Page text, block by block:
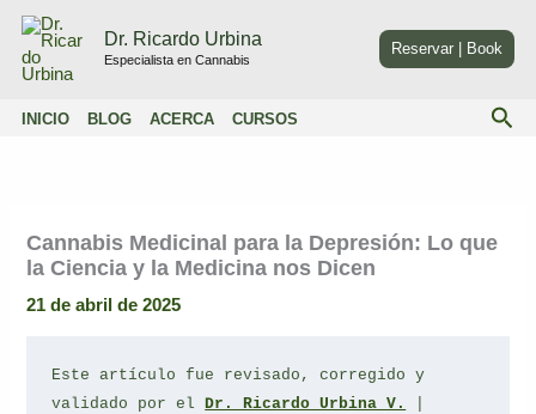
contenido
Dr. Ricardo Urbina
Especialista en Cannabis
Reservar | Book
INICIO BLOG ACERCA CURSOS
Cannabis Medicinal para la Depresión: Lo que
la Ciencia y la Medicina nos Dicen
21 de abril de 2025
Este artículo fue revisado, corregido y
validado por el Dr. Ricardo Urbina V.